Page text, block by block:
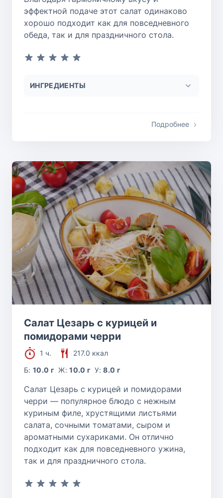
эффектной подаче этот салат одинаково
хорошо подходит как для повседневного
обеда, так и для праздничного стола.
ИНГРЕДИЕНТЫ
Подробнее
Салат Цезарь с курицей и
помидорами черри
1 ч.
217.0 ккал
Б:10.0 г Ж:10.0 г У:8.0 г
Салат Цезарь с курицей и помидорами
черри — популярное блюдо с нежным
куриным филе, хрустящими листьями
салата, сочными томатами, сыром и
ароматными сухариками. Он отлично
подходит как для повседневного ужина,
так и для праздничного стола.